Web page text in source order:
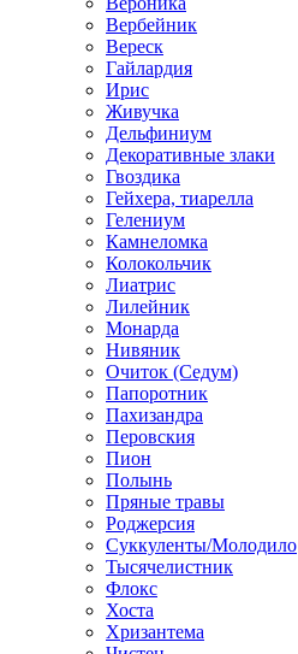
Вербейник
Вереск
Гайлардия
Ирис
Живучка
Дельфиниум
Декоративные злаки
Гвоздика
Гейхера, тиарелла
Гелениум
Камнеломка
Колокольчик
Лиатрис
Лилейник
Монарда
Нивяник
Очиток (Седум)
Папоротник
Пахизандра
Перовския
Пион
Полынь
Пряные травы
Роджерсия
Суккуленты/Молодило
Тысячелистник
Флокс
Хоста
Хризантема